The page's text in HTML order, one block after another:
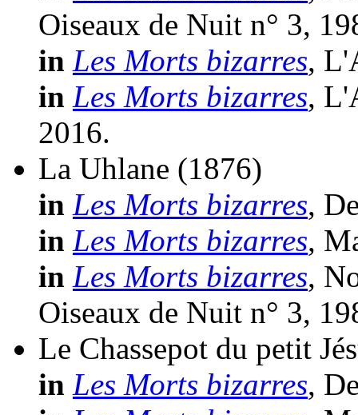
Oiseaux de Nuit n° 3,
in Les Morts bizarres,
in Les Morts bizarres,
2016.
La Uhlane (1876)
in Les Morts bizarres,
in Les Morts bizarres,
in Les Morts bizarres,
Oiseaux de Nuit n° 3,
Le Chassepot du petit
in Les Morts bizarres,